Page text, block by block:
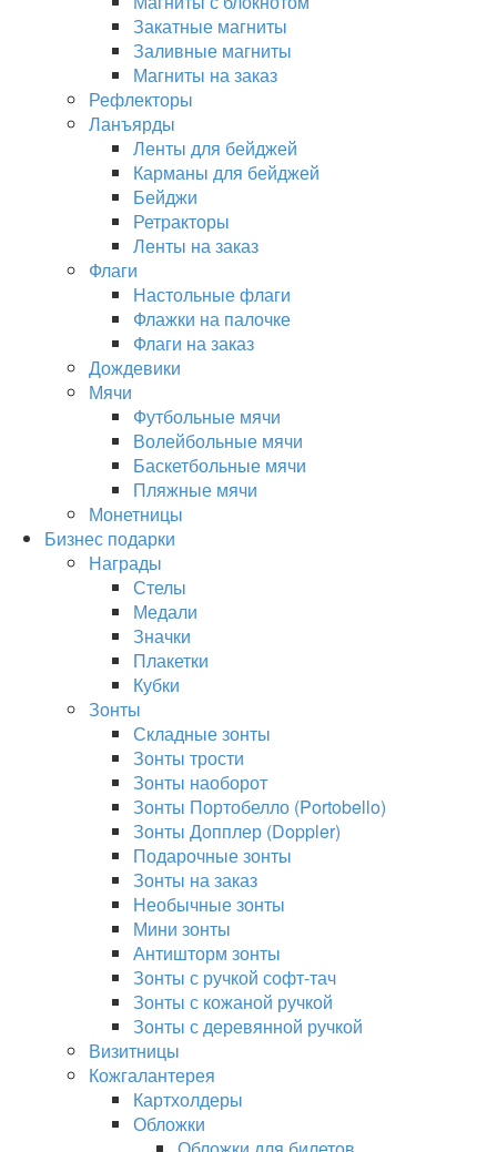
Закатные магниты
Заливные магниты
Магниты на заказ
Рефлекторы
Ланъярды
Ленты для бейджей
Карманы для бейджей
Бейджи
Ретракторы
Ленты на заказ
Флаги
Настольные флаги
Флажки на палочке
Флаги на заказ
Дождевики
Мячи
Футбольные мячи
Волейбольные мячи
Баскетбольные мячи
Пляжные мячи
Монетницы
Бизнес подарки
Награды
Стелы
Медали
Значки
Плакетки
Кубки
Зонты
Складные зонты
Зонты трости
Зонты наоборот
Зонты Портобелло (Portobello)
Зонты Допплер (Doppler)
Подарочные зонты
Зонты на заказ
Необычные зонты
Мини зонты
Антишторм зонты
Зонты с ручкой софт-тач
Зонты с кожаной ручкой
Зонты с деревянной ручкой
Визитницы
Кожгалантерея
Картхолдеры
Обложки